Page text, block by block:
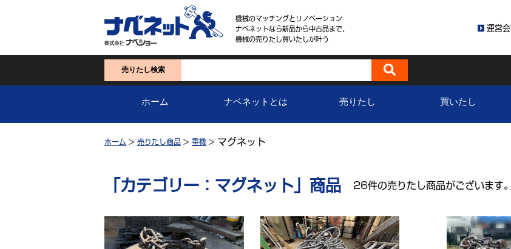
機械のマッチングとリノベーション
ナベネットなら新品から中古品まで、
機械の売りたし買いたしが叶う
運営
売りたし検索
ホーム ナベネットとは 売りたし 買いたし
ホーム > 売りたし商品 > 重機 > マグネット
「カテゴリー：マグネット」商品 26件の売りたし商品がございます。